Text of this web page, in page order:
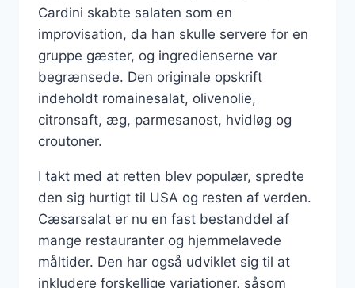
Cardini skabte salaten som en
improvisation, da han skulle servere for en
gruppe gæster, og ingredienserne var
begrænsede. Den originale opskrift
indeholdt romainesalat, olivenolie,
citronsaft, æg, parmesanost, hvidløg og
croutoner.
I takt med at retten blev populær, spredte
den sig hurtigt til USA og resten af verden.
Cæsarsalat er nu en fast bestanddel af
mange restauranter og hjemmelavede
måltider. Den har også udviklet sig til at
inkludere forskellige variationer, såsom